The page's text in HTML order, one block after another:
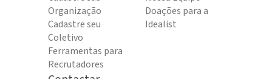
Organização
Cadastre seu
Coletivo
Ferramentas para
Recrutadores
Doações para a
Idealist